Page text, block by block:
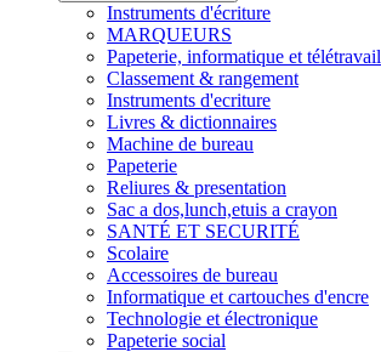
Instruments d'écriture
MARQUEURS
Papeterie, informatique et télétravail
Classement & rangement
Instruments d'ecriture
Livres & dictionnaires
Machine de bureau
Papeterie
Reliures & presentation
Sac a dos,lunch,etuis a crayon
SANTÉ ET SECURITÉ
Scolaire
Accessoires de bureau
Informatique et cartouches d'encre
Technologie et électronique
Papeterie social